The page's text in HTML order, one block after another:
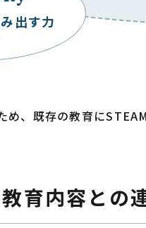
出す力
め、既存の教育に
育内容 との